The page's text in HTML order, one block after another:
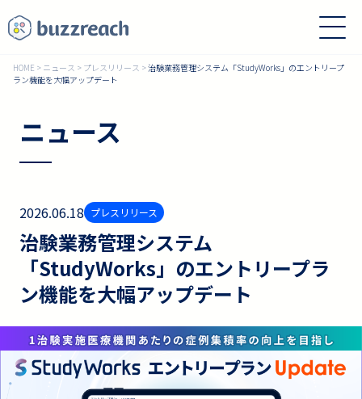
HOME > ニュース > プレスリリース >治験業務管理システム「StudyWorks」のエントリープ
ラン機能を大幅アップデート
ニュース
2026.06.18 プレスリリース
治験業務管理システム
「StudyWorks」のエントリープラ
ン機能を大幅アップデート